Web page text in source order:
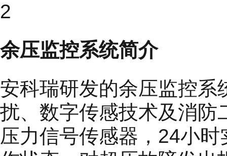
2
余压监控系统简介
安科瑞研发的余压监控系
扰、数字传感技术及消防
压力信号传感器，24小